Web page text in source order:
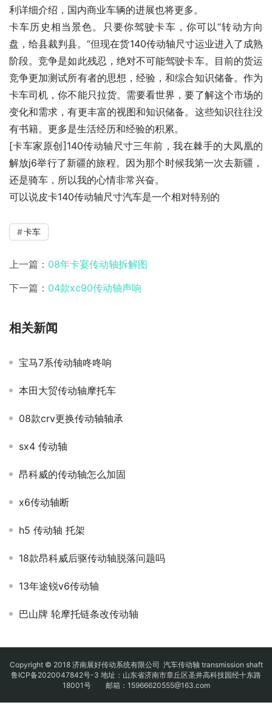
利详细介绍，国内商业车辆的进展也将更多。
卡车历史相当景色。只要你驾驶卡车，你可以“转动方向
盘，给县裁判县。“但现在货140传动轴尺寸运业进入了成熟
阶段。竞争是如此残忍，绝对不可能驾驶卡车。目前的货运
竞争更加测试所有者的思想，经验，和综合知识储备。作为
卡车司机，你不能只拉货。需要看世界，要了解这个市场的
变化和需求，有更丰富的视图和知识储备。这些知识往往没
有书籍。更多是生活经历和经验的积累。
[卡车家原创]140传动轴尺寸三年前，我在棘手的大凤凰的
解放j6举行了新疆的旅程。因为那个时候我第一次去新疆，
还是骑车，所以我的心情非常兴奋。
可以说皮卡140传动轴尺寸汽车是一个相对特别的
卡车
上一篇： 08年卡宴传动轴拆解图
下一篇： 04款xc90传动轴声响
相关新闻
宝马7系传动轴咚咚响
本田大贸传动轴摩托车
08款crv更换传动轴轴承
sx4 传动轴
昂科威的传动轴怎么加固
x6传动轴断
h5 传动轴 托架
18款昂科威后驱传动轴脱落问题吗
13年途锐v6传动轴
巴山牌 轮摩托链条改传动轴
Copyright © 2018 济南展好传动系统有限公司 汽车传动轴 transmission shaft
鲁ICP备2020047842号-3 地址：山东省济南市章丘区圣井高科技园经十东路
18001号 邮箱：15966620555@163.com